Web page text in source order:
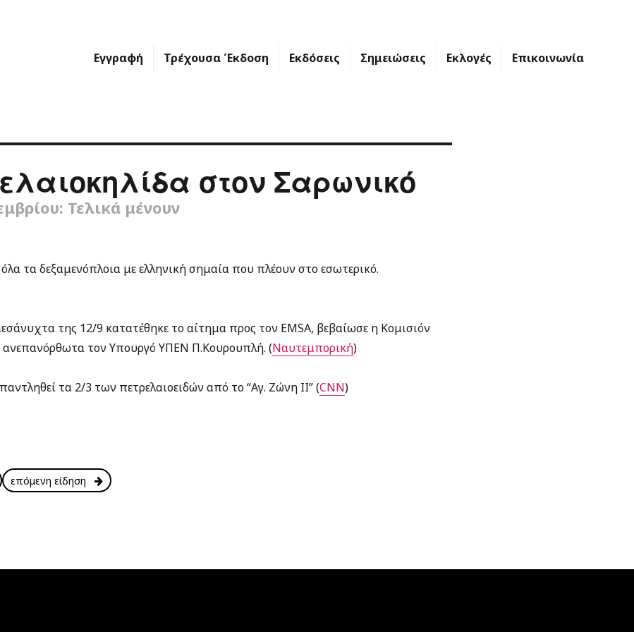
Εγγραφή Τρέχουσα Έκδοση Εκδόσεις Σημειώσεις Εκλογές Επικοινωνία
στον Σαρωνικό
Τελικά μένουν
τα δεξαμενόπλοια με ελληνική σημαία που πλέουν στο εσωτερικό.
της 12/9 κατατέθηκε το αίτημα προς τον EMSA, βεβαίωσε η Κομισιόν
ανεπανόρθωτα τον Υπουργό ΥΠΕΝ Π.Κουρουπλή. (Ναυτεμπορική)
τα 2/3 των πετρελαιοειδών από το “Αγ. Ζώνη ΙΙ” (CNN)
επόμενη είδηση